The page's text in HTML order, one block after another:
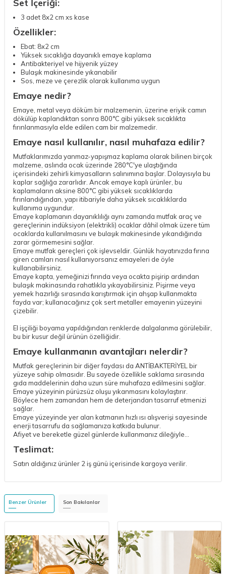
Set İçeriği:
3 adet 8x2 cm xs kase
Özellikler:
Ebat: 8x2 cm
Yüksek sıcaklığa dayanıklı emaye kaplama
Antibakteriyel ve hijyenik yüzey
Bulaşık makinesinde yıkanabilir
Sos, meze ve çerezlik olarak kullanıma uygun
Emaye nedir?
Emaye, metal veya döküm bir malzemenin, üzerine eriyik camın
dökülüp kaplandıktan sonra 800°C gibi yüksek sıcaklıkta
fırınlanmasıyla elde edilen cam bir malzemedir.
Emaye nasıl kullanılır, nasıl muhafaza edilir?
Mutfaklarımızda yanmaz-yapışmaz kaplama olarak bilinen birçok
malzeme, aslında ocak üzerinde 280°C'ye ulaştığında
içerisindeki zehirli kimyasalların salınımına başlar. Dolayısıyla bu
kaplar sağlığa zararlıdır. Ancak emaye kaplı ürünler, bu
kaplamaların aksine 800°C gibi yüksek sıcaklıklarda
fırınlandığından, yapı itibariyle daha yüksek sıcaklıklarda
kullanıma uygundur.
Emaye kaplamanın dayanıklılığı aynı zamanda mutfak araç ve
gereçlerinin indüksiyon (elektrikli) ocaklar dâhil olmak üzere tüm
ocaklarda kullanılmasını ve bulaşık makinesinde yıkandığında
zarar görmemesini sağlar.
Emaye mutfak gereçleri çok işlevseldir. Günlük hayatınızda fırına
giren camları nasıl kullanıyorsanız emayeleri de öyle
kullanabilirsiniz.
Emaye kapta, yemeğinizi fırında veya ocakta pişirip ardından
bulaşık makinasında rahatlıkla yıkayabilirsiniz. Pişirme veya
yemek hazırlığı sırasında karıştırmak için ahşap kullanmakta
fayda var; kullanacağınız çok sert metaller emayenin yüzeyini
çizebilir.
El işçiliği boyama yapıldığından renklerde dalgalanma görülebilir,
bu bir kusur değil ürünün özelliğidir.
Emaye kullanmanın avantajları nelerdir?
Mutfak gereçlerinin bir diğer faydası da ANTİBAKTERİYEL bir
yüzeye sahip olmasıdır. Bu sayede özellikle saklama sırasında
gıda maddelerinin daha uzun süre muhafaza edilmesini sağlar.
Emaye yüzeyinin pürüzsüz oluşu yıkanmasını kolaylaştırır.
Böylece hem zamandan hem de deterjandan tasarruf etmenizi
sağlar.
Emaye yüzeyinde yer alan katmanın hızlı ısı alışverişi sayesinde
enerji tasarrufu da sağlamanıza katkıda bulunur.
Afiyet ve bereketle güzel günlerde kullanmanız dileğiyle...
Teslimat:
Satın aldığınız ürünler 2 iş günü içerisinde kargoya verilir.
Benzer Ürünler Son Bakılanlar